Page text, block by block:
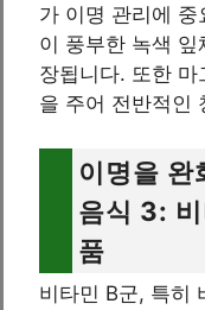
가 이명 관리에
이 풍부한 녹색
장됩니다. 또한
을 주어 전반적인
이명을 완
음식 3:
품
비타민 B군, 특히